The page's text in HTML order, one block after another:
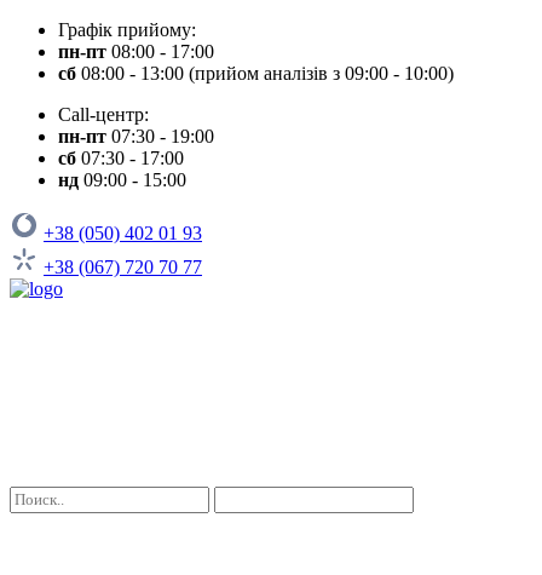
Графік прийому:
пн-пт 08:00 - 17:00
сб 08:00 - 13:00 (прийом аналізів з 09:00 - 10:00)
Call-центр:
пн-пт 07:30 - 19:00
сб 07:30 - 17:00
нд 09:00 - 15:00
+38 (050) 402 01 93
+38 (067) 720 70 77